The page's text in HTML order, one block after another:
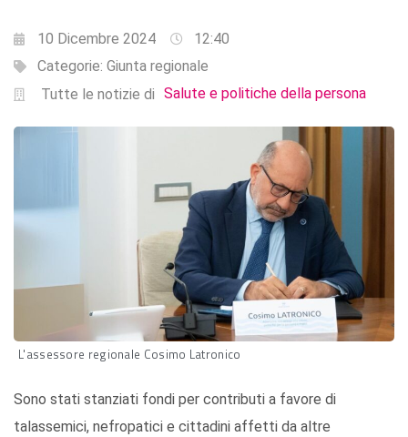
10 Dicembre 2024
12:40
Categorie: Giunta regionale
Tutte le notizie di Salute e politiche della persona
L'assessore regionale Cosimo Latronico
Sono stati stanziati fondi per contributi a favore di
talassemici, nefropatici e cittadini affetti da altre